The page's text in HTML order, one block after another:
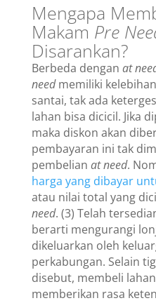
Mengapa
Makam Pre
Disarankan?
Berbeda dengan at
needmemiliki
santai, tak ada
lahan bisa dicicil. Jika
maka diskon akan
pembayaran ini tak
pembelian at need.
harga yang dibayar
atau nilai total yang
need. (3) Telah
berarti mengurangi
dikeluarkan oleh
perkabungan. Selain
disebut, membeli
memberikan rasa